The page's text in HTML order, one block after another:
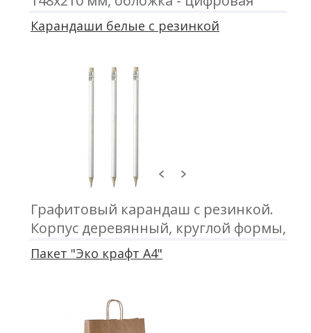
печать; блок - 50 листов, офсетная
печать; крепление - металлическая
Карандаши белые с резинкой
Графитовый карандаш с резинкой.
Корпус деревянный, круглой формы,
цвет белый. Заточен
Пакет "Эко крафт А4"